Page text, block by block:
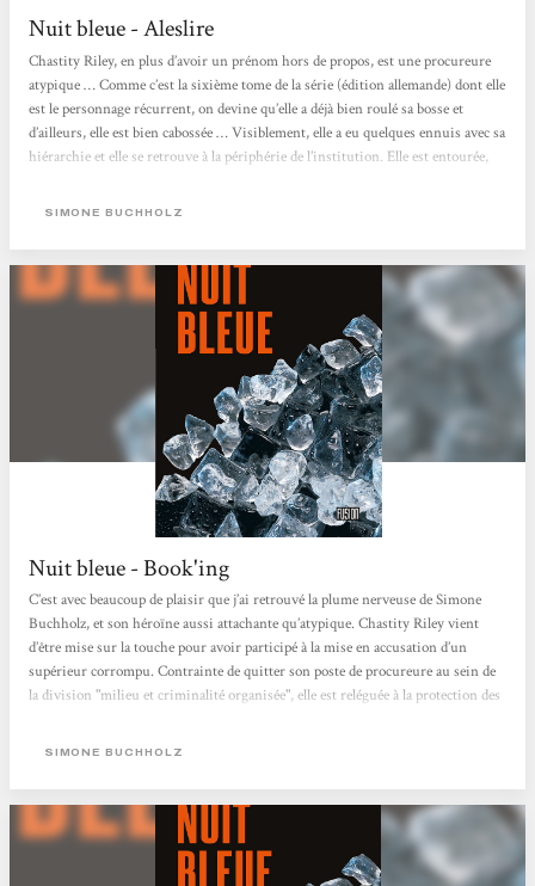
Nuit bleue - Aleslire
Chastity Riley, en plus d’avoir un prénom hors de propos, est une procureure
atypique … Comme c’est la sixième tome de la série (édition allemande) dont elle
est le personnage récurrent, on devine qu’elle a déjà bien roulé sa bosse et
d’ailleurs, elle est bien cabossée … Visiblement, elle a eu quelques ennuis avec sa
hiérarchie et elle se retrouve à la périphérie de l’institution. Elle est entourée,
présent hiératique, qui sont ces béquilles...
SIMONE BUCHHOLZ
Nuit bleue - Book'ing
C’est avec beaucoup de plaisir que j’ai retrouvé la plume nerveuse de Simone
Buchholz, et son héroïne aussi attachante qu’atypique. Chastity Riley vient
d’être mise sur la touche pour avoir participé à la mise en accusation d’un
supérieur corrompu. Contrainte de quitter son poste de procureure au sein de
la division "milieu et criminalité organisée", elle est reléguée à la protection des
hospitalisé suite à un tabassage qui l’a sérieusement amoché....
SIMONE BUCHHOLZ